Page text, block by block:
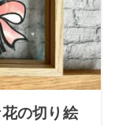
の切り絵